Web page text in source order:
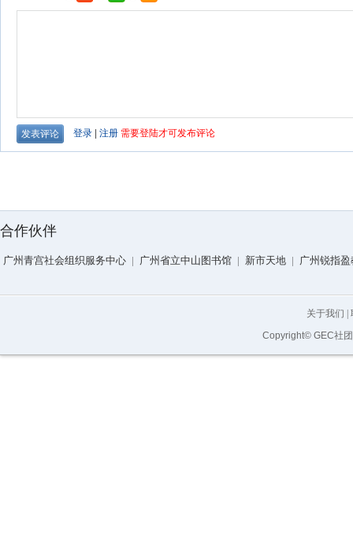
合作伙伴
广州青宫社会组织服务中心 | 广州省立中山图书馆 | 新市天地 | 广州锐指
关于我们 |
Copyright© GEC社